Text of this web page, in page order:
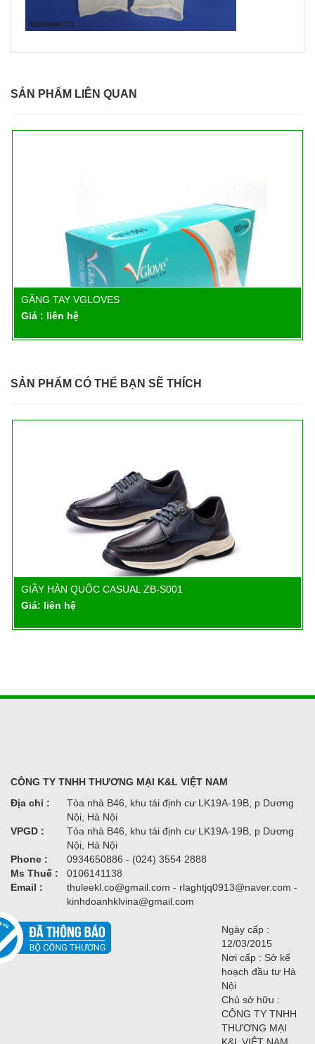
SẢN PHẨM LIÊN QUAN
GĂNG TAY VGLOVES
Giá : liên hệ
SẢN PHẨM CÓ THỂ BẠN SẼ THÍCH
Chi tiết
GIẦY HÀN QUỐC CASUAL ZB-S001
Giá: liên hệ
CÔNG TY TNHH THƯƠNG MẠI K&L VIỆT NAM
Địa chỉ :
Tòa nhà B46, khu tái định cư LK19A-19B, p Dương
Nội, Hà Nội
VPGD :
Tòa nhà B46, khu tái định cư LK19A-19B, p Dương
Nội, Hà Nội
Phone :
0934650886 - (024) 3554 2888
Ms Thuế :
0106141138
Email :
thuleekl.co@gmail.com - rlaghtjq0913@naver.com -
kinhdoanhklvina@gmail.com
Ngày cấp :
12/03/2015
Nơi cấp : Sở kế
hoạch đầu tư Hà
Nội
Chủ sở hữu :
CÔNG TY TNHH
THƯƠNG MẠI